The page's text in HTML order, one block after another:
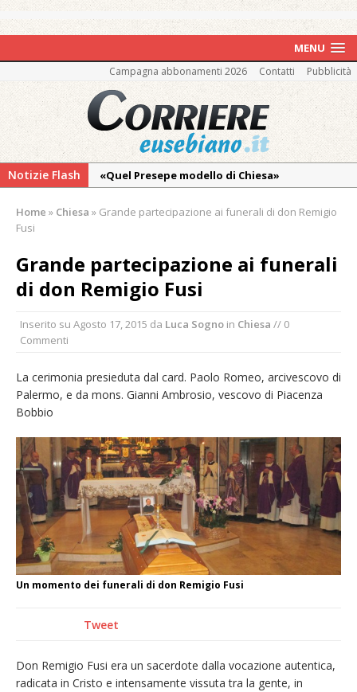
MENU
Campagna abbonamenti 2026 Contatti Pubblicità
Notizie Flash
«Quel Presepe modello di Chiesa»
Ringraziamento: convegno, messa e
Estate di sagre anche per i mezzi storici della
collezione della Fondazione Marazzato
Piscina ex Enal non balneabile dopo i controlli
provvisoria»
La Pro verso l’avvio della Stagione
carnevale di Santhià. La soddisfazione della
Pro Loco
Dieci anni fa l’ingresso a Vercelli
dell’arcivescovo mons. Marco Arnolfo
Home » Chiesa » Grande partecipazione ai funerali di don Remigio
Fusi
Grande partecipazione ai funerali
di don Remigio Fusi
Inserito su Agosto 17, 2015 da Luca Sogno in Chiesa // 0
Commenti
La cerimonia presieduta dal card. Paolo Romeo, arcivescovo di
Palermo, e da mons. Gianni Ambrosio, vescovo di Piacenza
Bobbio
Un momento dei funerali di don Remigio Fusi
Tweet
Don Remigio Fusi era un sacerdote dalla vocazione autentica,
radicata in Cristo e intensamente vissuta tra la gente, in